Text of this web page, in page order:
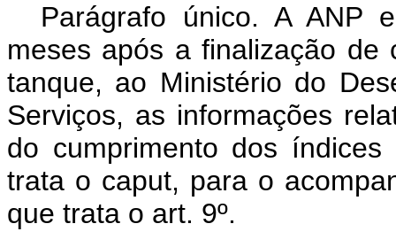
Parágrafo único. A ANP
meses após a finalização
tanque, ao Ministério do
Serviços, as informações
do cumprimento dos
trata o caput, para o
que trata o art. 9º.